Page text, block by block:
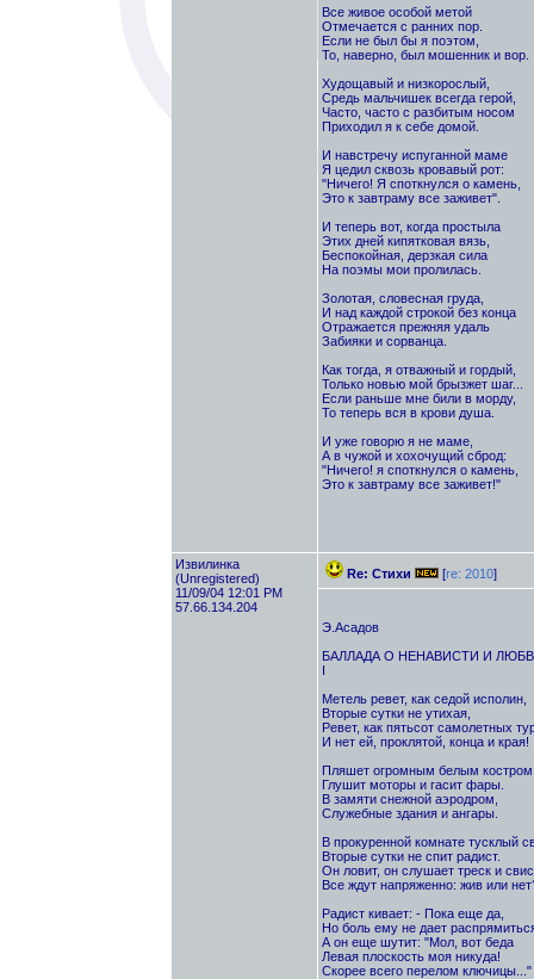
Все живое особой метой
Отмечается с ранних пор.
Если не был бы я поэтом,
То, наверно, был мошенник и вор.
Худощавый и низкорослый,
Средь мальчишек всегда герой,
Часто, часто с разбитым носом
Приходил я к себе домой.
И навстречу испуганной маме
Я цедил сквозь кровавый рот:
"Ничего! Я споткнулся о камень,
Это к завтраму все заживет".
И теперь вот, когда простыла
Этих дней кипятковая вязь,
Беспокойная, дерзкая сила
На поэмы мои пролилась.
Золотая, словесная груда,
И над каждой строкой без конца
Отражается прежняя удаль
Забияки и сорванца.
Как тогда, я отважный и гордый,
Только новью мой брызжет шаг...
Если раньше мне били в морду,
То теперь вся в крови душа.
И уже говорю я не маме,
А в чужой и хохочущий сброд:
"Ничего! я споткнулся о камень,
Это к завтраму все заживет!"
Извилинка
(Unregistered)
11/09/04 12:01 PM
57.66.134.204
Re: Стихи [re: 2010]
Э.Асадов
БАЛЛАДА О НЕНАВИСТИ И
I
Метель ревет, как седой исполин,
Вторые сутки не утихая,
Ревет, как пятьсот самолетных
И нет ей, проклятой, конца и края!
Пляшет огромным белым
Глушит моторы и гасит фары.
В замяти снежной аэродром,
Служебные здания и ангары.
В прокуренной комнате тусклый
Вторые сутки не спит радист.
Он ловит, он слушает треск и
Все ждут напряженно: жив или
Радист кивает: - Пока еще да,
Но боль ему не дает
А он еще шутит: "Мол, вот беда
Левая плоскость моя никуда!
Скорее всего перелом ключицы..."